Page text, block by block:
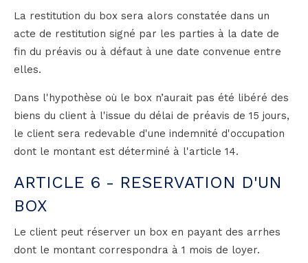
La restitution du box sera alors constatée dans un
acte de restitution signé par les parties à la date de
fin du préavis ou à défaut à une date convenue entre
elles.
Dans l'hypothèse où le box n’aurait pas été libéré des
biens du client à l'issue du délai de préavis de 15 jours,
le client sera redevable d'une indemnité d'occupation
dont le montant est déterminé à l'article 14.
ARTICLE 6 - RESERVATION D'UN
BOX
Le client peut réserver un box en payant des arrhes
dont le montant correspondra à 1 mois de loyer.